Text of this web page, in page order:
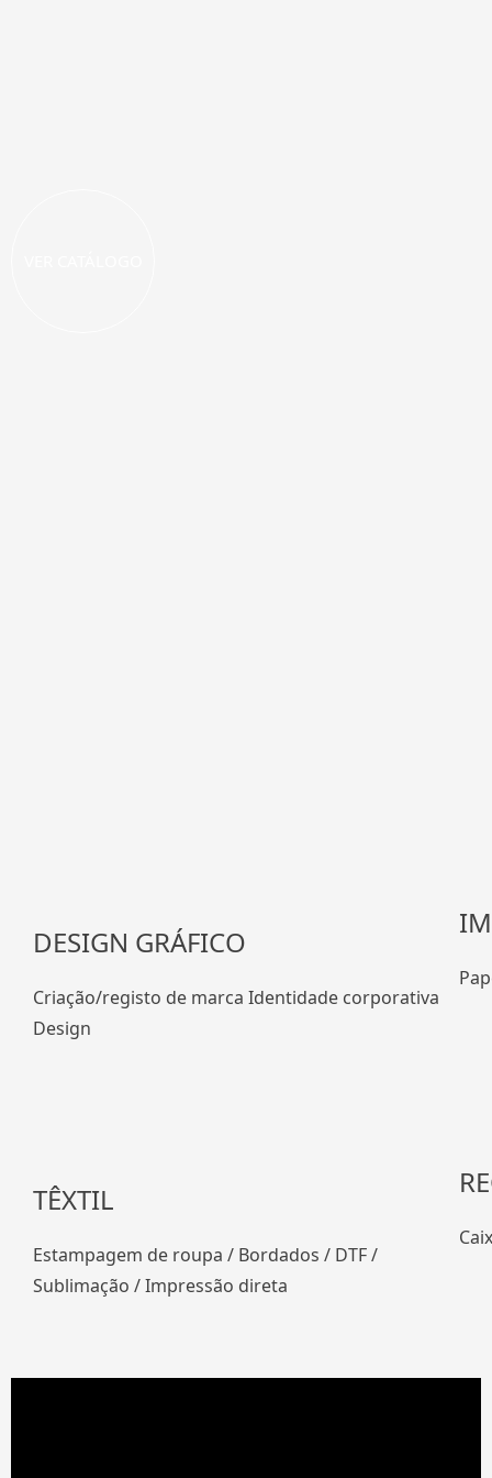
DESIGN GRÁFICO
Criação/registo de marca Identidade corporativa
Design
TÊXTIL
Estampagem de roupa / Bordados / DTF /
Sublimação / Impressão direta